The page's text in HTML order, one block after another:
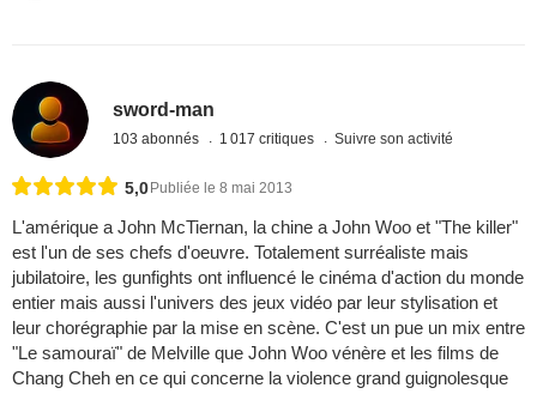
sword-man
103 abonnés 1 017 critiques Suivre son activité
5,0 Publiée le 8 mai 2013
L'amérique a John McTiernan, la chine a John Woo et "The killer"
est l'un de ses chefs d'oeuvre. Totalement surréaliste mais
jubilatoire, les gunfights ont influencé le cinéma d'action du monde
entier mais aussi l'univers des jeux vidéo par leur stylisation et
leur chorégraphie par la mise en scène. C'est un pue un mix entre
"Le samouraï" de Melville que John Woo vénère et les films de
Chang Cheh en ce qui concerne la violence grand guignolesque